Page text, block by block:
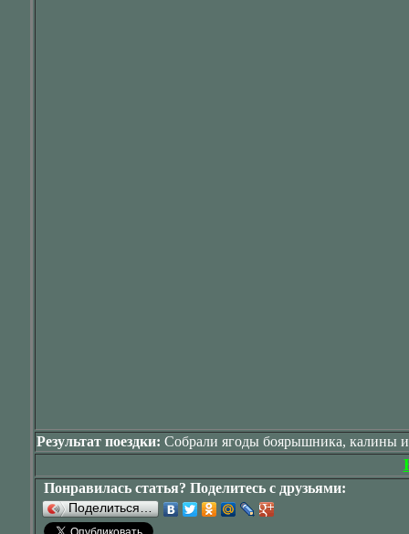
Результат поездки: Собрали ягоды боярышника, калины
Понравилась статья? Поделитесь с друзьями:
Поделиться…